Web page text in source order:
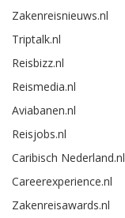
Zakenreisnieuws.nl
Triptalk.nl
Reisbizz.nl
Reismedia.nl
Aviabanen.nl
Reisjobs.nl
Caribisch Nederland.nl
Careerexperience.nl
Zakenreisawards.nl